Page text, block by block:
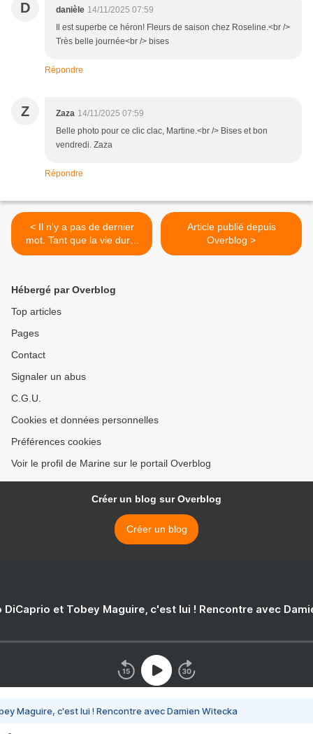
D danièle 14/11/2025 07:59
Il est superbe ce héron! Fleurs de saison chez Roseline.<br />
Très belle journée<br /> bises
Répondre
Z Zaza 14/11/2025 07:59
Belle photo pour ce clic clac, Martine.<br /> Bises et bon
vendredi. Zaza
Répondre
< Il n'y a pas de dernier
mot. Tant que la vie dure,
tout peut recommencer
Article publié depuis
Overblog >
Hébergé par Overblog
Top articles
Pages
Contact
Signaler un abus
C.G.U.
Cookies et données personnelles
Préférences cookies
Voir le profil de Marine sur le portail Overblog
Créer un blog sur Overblog
Créer un blog
DiCaprio et Tobey Maguire, c'est lui ! Rencontre avec
Maguire, c'est lui ! Rencontre avec Damien Witecka